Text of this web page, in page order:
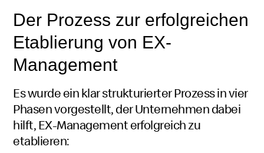
Der Prozess zur erfolgreichen
Etablierung von EX-
Management
Es wurde ein klar strukturierter Prozess in vier
Phasen vorgestellt, der Unternehmen dabei
hilft, EX-Management erfolgreich zu
etablieren: